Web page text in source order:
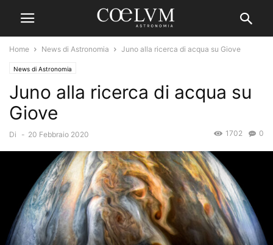
Home News di Astronomia Juno alla ricerca di acqua su Giove
News di Astronomia
Juno alla ricerca di acqua su
Giove
Di - 20 Febbraio 2020 0
1702